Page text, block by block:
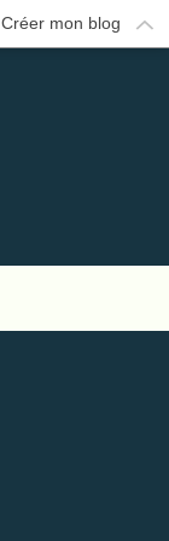
Créer mon blog